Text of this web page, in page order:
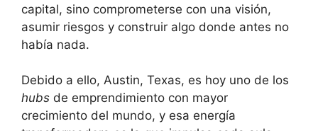
capital, sino comprometerse con una visión,
asumir riesgos y construir algo donde antes no
había nada.
Debido a ello, Austin, Texas, es hoy uno de los
hubs de emprendimiento con mayor
crecimiento del mundo, y esa energía